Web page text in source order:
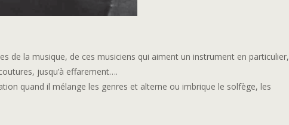
de la musique, de ces musiciens qui aiment un instrument en particulier,
jusqu’à effarement….
quand il mélange les genres et alterne ou imbrique le solfège, les